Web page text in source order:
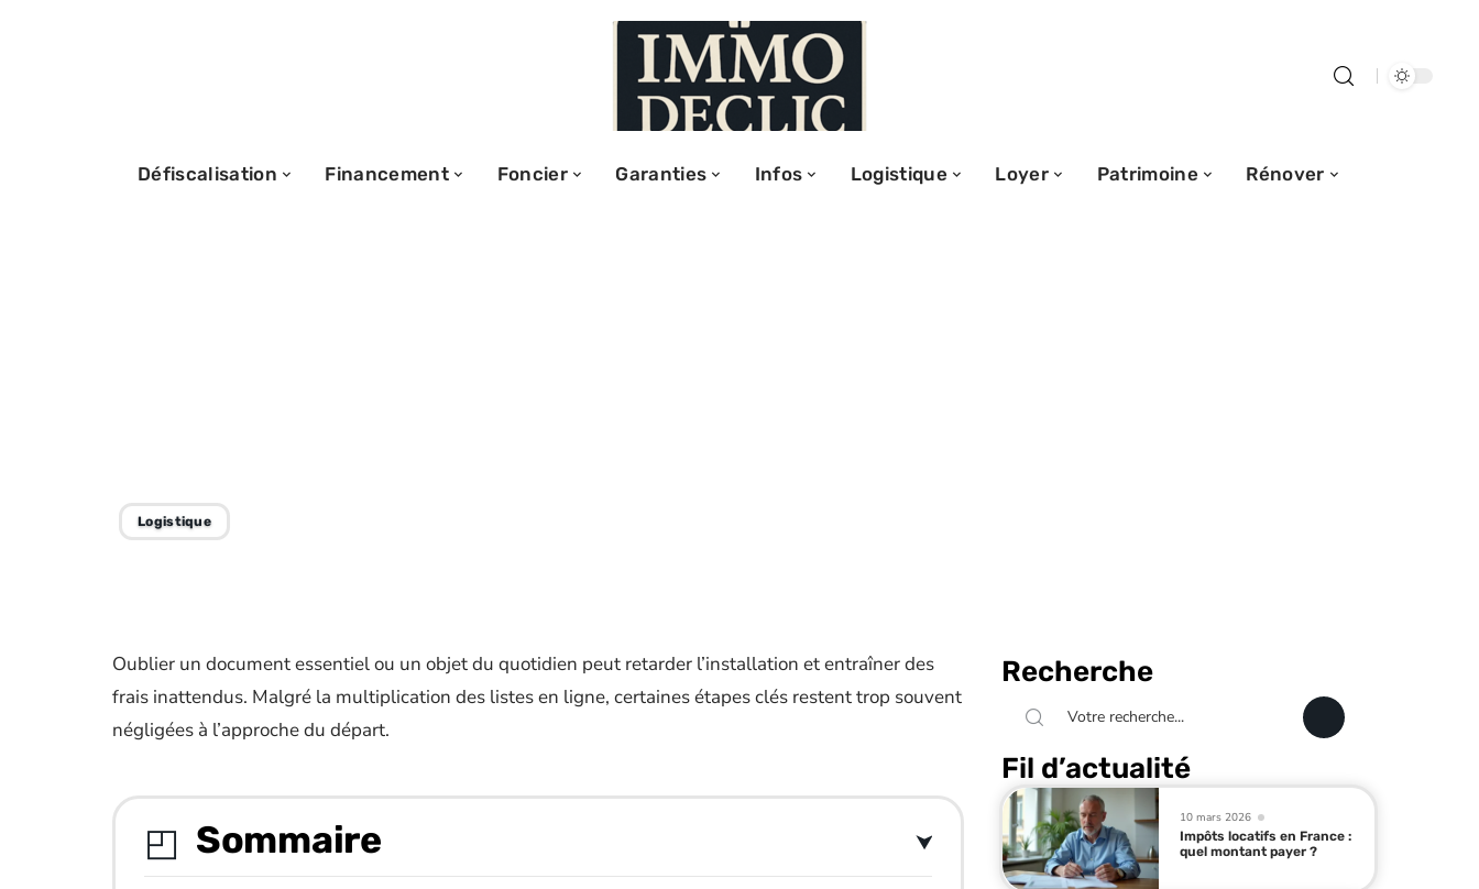
Défiscalisation Financement Foncier Garanties Infos Logistique Loyer Patrimoine Rénover
Logistique
Oublier un document essentiel ou un objet du quotidien peut retarder l’installation et entraîner des
frais inattendus. Malgré la multiplication des listes en ligne, certaines étapes clés restent trop souvent
négligées à l’approche du départ.
Sommaire
Recherche
Fil d’actualité
10 mars 2026
Impôts locatifs en France :
quel montant payer ?